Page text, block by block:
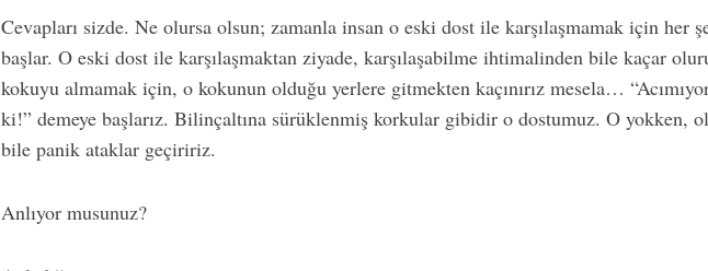
Cevapları sizde. Ne olursa olsun; zamanla insan o eski dost ile karşılaşmamak için her
başlar. O eski dost ile karşılaşmaktan ziyade, karşılaşabilme ihtimalinden bile kaçar
kokuyu almamak için, o kokunun olduğu yerlere gitmekten kaçınırız mesela…
ki!” demeye başlarız. Bilinçaltına sürüklenmiş korkular gibidir o dostumuz. O yokken,
bile panik ataklar geçiririz.
Anlıyor musunuz?